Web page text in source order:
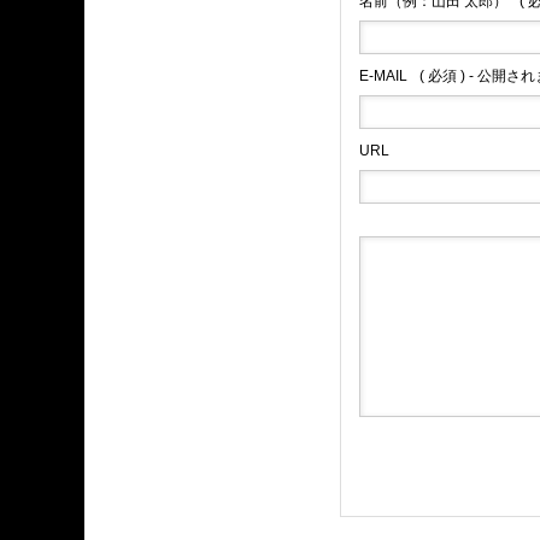
E-MAIL ( 必須 ) - 公開され
URL